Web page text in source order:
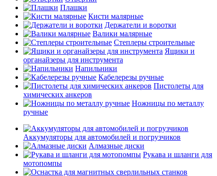
Плашки
Кисти малярные
Держатели и воротки
Валики малярные
Степлеры строительные
Ящики и
органайзеры для инструмента
Напильники
Кабелерезы ручные
Пистолеты для
химических анкеров
Ножницы по металлу
ручные
Аккумуляторы для автомобилей и погрузчиков
Алмазные диски
Рукава и шланги для
мотопомпы